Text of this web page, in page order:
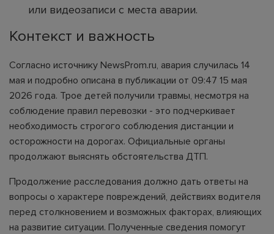
или видеозаписи с места аварии.
Контекст и важность
Согласно источнику NewsProm.ru, авария случилась 14
мая и подробно описана в публикации от 09:47 15 мая
2026 года. Трое детей получили травмы, несмотря на
соблюдение правил перевозки - это подчеркивает
необходимость строгого соблюдения дистанции и
осторожности на дорогах. Официальные органы
продолжают выяснять обстоятельства ДТП.
Продолжение расследования должно дать ответы на
вопросы о характере повреждений, действиях водителя
перед столкновением и возможных факторах, влияющих
на развитие ситуации. Полученные сведения помогут